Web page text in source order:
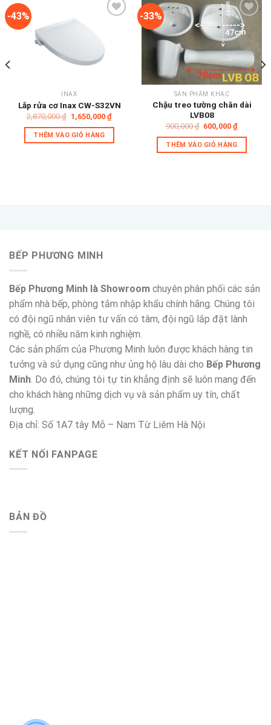
-43%
wishlist
INAX
Lắp rửa cơ Inax CW-S32VN
2,870,000₫ Giá
gốc
là:
2,870,000 ₫.
1,650,000 ₫Giá
hiện
tại
THÊM VÀO GIỎ HÀNG
-33%
wishlist
SẢN PHẨM KHÁC
Chậu treo tường chân dài
LVB08
900,000₫ Giá
gốc
là:
900,000 ₫.
600,000₫Giá
tại
THÊM VÀO GIỎ HÀNG
BẾP PHƯƠNG MINH
Bếp Phương Minh là Showroom chuyên phân phối các sản
phẩm nhà bếp, phòng tắm nhập khẩu chính hãng. Chúng tôi
có đội ngũ nhân viên tư vấn có tâm, đội ngũ lắp đặt lành
nghề, có nhiều năm kinh nghiệm.
Các sản phẩm của Phương Minh luôn được khách hàng tin
tưởng và sử dụng cũng như ủng hộ lâu dài cho Bếp Phương
Minh . Do đó, chúng tôi tự tin khẳng định sẽ luôn mang đến
cho khách hàng những dịch vụ và sản phẩm uy tín, chất
lượng.
Địa chỉ: Số 1A7 tây Mỗ – Nam Từ Liêm Hà Nội
KẾT NỐI FANPAGE
BẢN ĐỒ